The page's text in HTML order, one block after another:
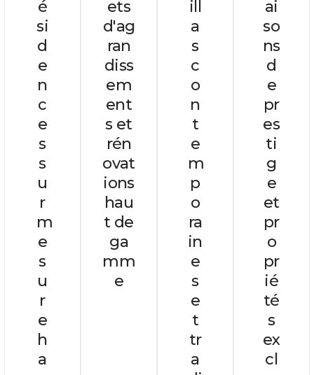
é
si
d
e
n
c
e
s
s
u
r
m
e
s
u
r
e
h
a
ets
d'ag
ran
diss
em
ent
s et
rén
ovat
ions
hau
t de
ga
mm
e
ill
a
s
c
o
n
t
e
m
p
o
ra
in
e
s
e
t
tr
a
ai
so
ns
d
e
pr
es
ti
g
e
et
pr
o
pr
ié
té
s
ex
cl